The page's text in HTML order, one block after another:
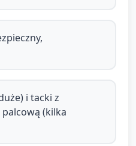
(bibuła, watę,
i tacki z
(kilka